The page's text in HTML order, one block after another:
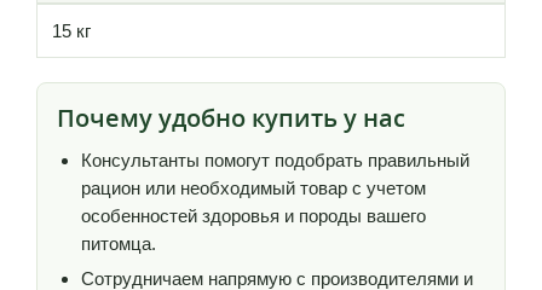
15 кг
Почему удобно купить у нас
Консультанты помогут подобрать правильный
рацион или необходимый товар с учетом
особенностей здоровья и породы вашего
питомца.
Сотрудничаем напрямую с производителями и